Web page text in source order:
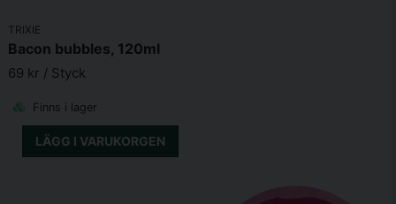
TRIXIE
Bacon bubbles, 120ml
69 kr / Styck
Finns i lager
LÄGG I VARUKORGEN